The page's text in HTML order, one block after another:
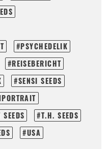
PSYCHEDELIK
REISEBERICHT
SENSI SEEDS
SEEDS
T.H. SEEDS
USA